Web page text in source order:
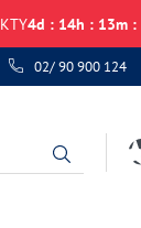
4d : 14h : 13m :
02/ 90 900 124